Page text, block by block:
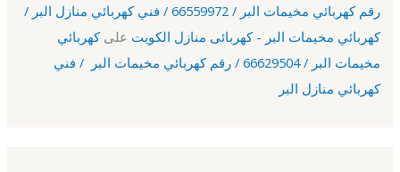
رقم كهربائي مخيمات البر / 66559972 / فني كهربائي منازل البر /
كهربائي مخيمات البر - كهربائى منازل الكويت علىكهربائي
مخيمات البر / 66629504 / رقم كهربائي مخيمات البر / فني
كهربائي منازل البر